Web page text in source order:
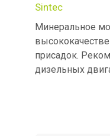
Sintec
Минеральное
присадок.
дизельных